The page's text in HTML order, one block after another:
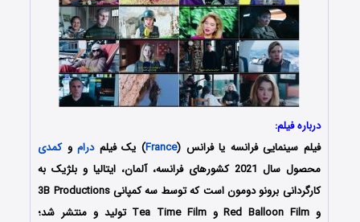
درباره فیلم:
فیلم سینمایی فرانسه یا فرانس (France) یک فیلمدراموکمدی
محصول سال 2021 کشورهای فرانسه، آلمان، ایتالیا و بلژیک به
کارگردانی برونو دومون است که توسط سه کمپانی 3B Productions
و Red Balloon Film و Tea Time Film تولید و منتشر شد؛